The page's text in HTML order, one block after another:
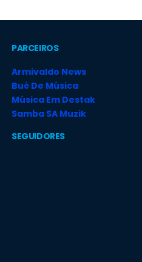
PARCEIROS
Armivaldo News
Bué De Música
Música Em Destak
Samba SA Muzik
SEGUIDORES